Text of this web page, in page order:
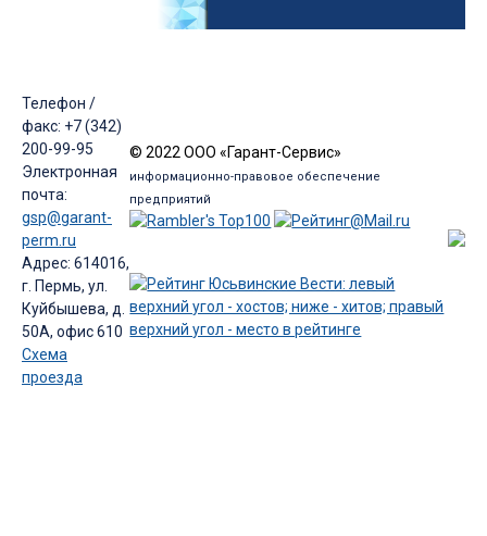
Телефон /
факс: +7 (342)
200-99-95
Электронная
почта:
gsp@garant-
perm.ru
Адрес: 614016,
г. Пермь, ул.
Куйбышева, д.
50А, офис 610
Схема
проезда
© 2022 ООО «Гарант-Сервис»
информационно-правовое обеспечение
предприятий